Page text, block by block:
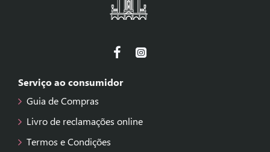
Serviço ao consumidor
Guia de Compras
Livro de reclamações online
Termos e Condições